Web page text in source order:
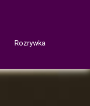
Rozrywka